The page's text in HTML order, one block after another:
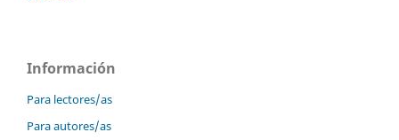
Información
Para lectores/as
Para autores/as